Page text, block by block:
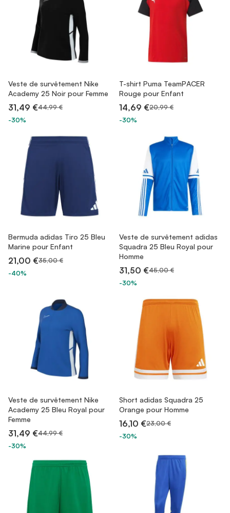
Veste de survêtement Nike
Academy 25 Noir pour Femme
31,49 €44,99 €
-30%
T-shirt Puma TeamPACER
Rouge pour Enfant
14,69 €20,99 €
-30%
Bermuda adidas Tiro 25 Bleu
Marine pour Enfant
21,00 €35,00 €
-40%
Veste de survêtement adidas
Squadra 25 Bleu Royal pour
Homme
31,50 €45,00 €
-30%
Veste de survêtement Nike
Academy 25 Bleu Royal pour
Femme
31,49 €44,99 €
-30%
Short adidas Squadra 25
Orange pour Homme
16,10 €23,00 €
-30%